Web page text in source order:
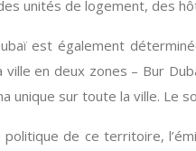
unités de logement, des
est également
en deux zones – Bur
unique sur toute la ville. Le
politique de ce territoire,